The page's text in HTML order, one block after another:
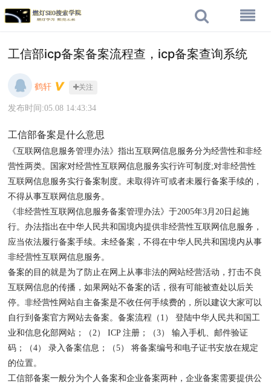
工信部icp备案备案流程查，icp备案查询系统
鹤轩 关注
发布时间:05.08 14:43:34
工信部备案是什么意思
《互联网信息服务管理办法》指出互联网信息服务分为经营性和非经
营性两类。国家对经营性互联网信息服务实行许可制度;对非经营性
互联网信息服务实行备案制度。未取得许可或者未履行备案手续的，
不得从事互联网信息服务。
《非经营性互联网信息服务备案管理办法》于2005年3月20日起施
行。办法指出在中华人民共和国境内提供非经营性互联网信息服务，
应当依法履行备案手续。未经备案，不得在中华人民共和国境内从事
非经营性互联网信息服务。
备案的目的就是为了防止在网上从事非法的网站经营活动，打击不良
互联网信息的传播，如果网站不备案的话，很有可能被查处以后关
停。非经营性网站自主备案是不收任何手续费的，所以建议大家可以
自行到备案官方网站去备案。 备案流程 （1） 登陆中华人民共和国工
业和信息化部网站；
（2） ICP 注册；
（3） 输入手机、邮件验证
码；
（4） 录入备案信息；
（5） 将备案编号和电子证书安放在规定
的位置。
工信部备案一般分为个人备案和企业备案两种，企业备案需要提供公